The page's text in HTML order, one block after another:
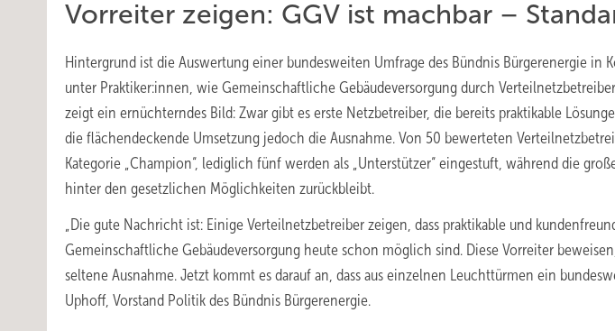
Vorreiter zeigen: GGV ist machbar –
Hintergrund ist die Auswertung einer bundesweiten Umfrage des Bündnis Bürgerenergie in
unter Praktiker:innen, wie Gemeinschaftliche Gebäudeversorgung durch
zeigt ein ernüchterndes Bild: Zwar gibt es erste Netzbetreiber, die bereits praktikable
die flächendeckende Umsetzung jedoch die Ausnahme. Von 50 bewerteten
Kategorie „Champion“, lediglich fünf werden als „Unterstützer“ eingestuft, während die
hinter den gesetzlichen Möglichkeiten zurückbleibt.
„Die gute Nachricht ist: Einige Verteilnetzbetreiber zeigen, dass praktikable und
Gemeinschaftliche Gebäudeversorgung heute schon möglich sind. Diese Vorreiter
seltene Ausnahme. Jetzt kommt es darauf an, dass aus einzelnen Leuchttürmen ein
Uphoff, Vorstand Politik des Bündnis Bürgerenergie.